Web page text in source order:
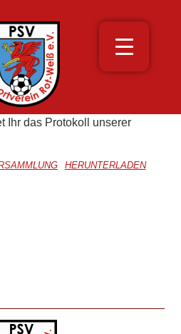
Ihr das Protokoll unserer
HERUNTERLADEN